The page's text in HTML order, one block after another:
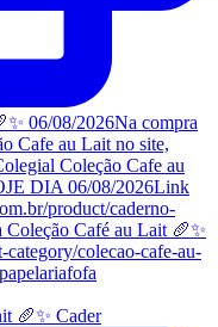
🥖✨ Cader